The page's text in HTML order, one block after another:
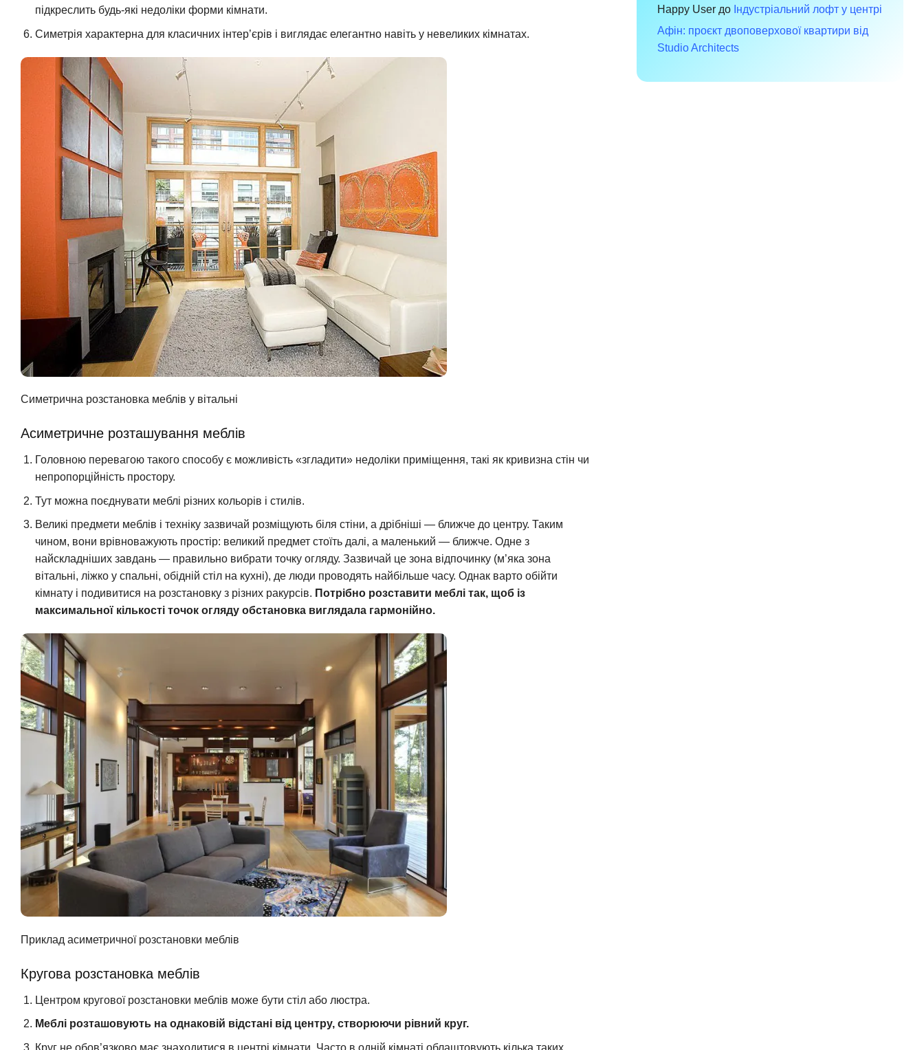
підкреслить будь-які недоліки форми кімнати.
Симетрія характерна для класичних інтер’єрів і виглядає елегантно навіть у невеликих кімнатах.
Симетрична розстановка меблів у вітальні
Асиметричне розташування меблів
Головною перевагою такого способу є можливість «згладити» недоліки приміщення, такі як кривизна стін чи
непропорційність простору.
Тут можна поєднувати меблі різних кольорів і стилів.
Великі предмети меблів і техніку зазвичай розміщують біля стіни, а дрібніші — ближче до центру. Таким
чином, вони врівноважують простір: великий предмет стоїть далі, а маленький — ближче. Одне з
найскладніших завдань — правильно вибрати точку огляду. Зазвичай це зона відпочинку (м’яка зона
вітальні, ліжко у спальні, обідній стіл на кухні), де люди проводять найбільше часу. Однак варто обійти
кімнату і подивитися на розстановку з різних ракурсів. Потрібно розставити меблі так, щоб із
максимальної кількості точок огляду обстановка виглядала гармонійно.
Приклад асиметричної розстановки меблів
Кругова розстановка меблів
Центром кругової розстановки меблів може бути стіл або люстра.
Меблі розташовують на однаковій відстані від центру, створюючи рівний круг.
Круг не обов’язково має знаходитися в центрі кімнати. Часто в одній кімнаті облаштовують кілька таких
Happy User до Індустріальний лофт у центрі
Афін: проєкт двоповерхової квартири від
Studio Architects